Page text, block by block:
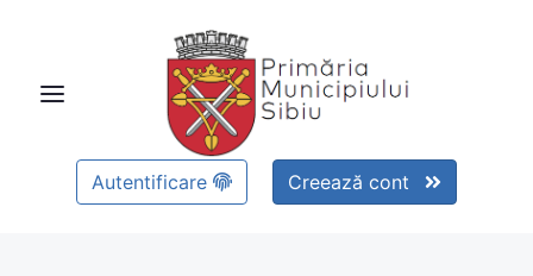
Autentificare Creează cont